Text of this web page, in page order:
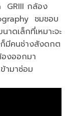
GRIII กล้อง
ชมชอบ
าดเล็กที่เหมาะจะ
มีคนช่างสังดกต
งออกมา
ามาซ่อม